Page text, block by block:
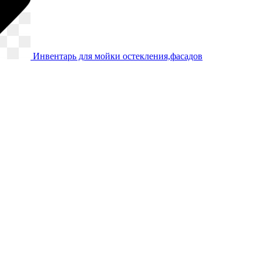
Инвентарь для мойки остекления,фасадов